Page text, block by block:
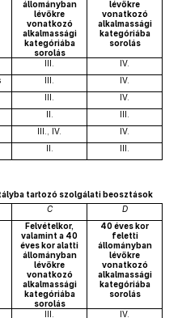
állományban
lévőkre
vonatkozó
alkalmassági
kategóriába
sorolás
lévőkre
vonatkozó
alkalmassági
kategóriába
sorolás
III.
IV.
III.
IV.
III.
IV.
II.
III.
III., IV.
IV.
II. III.
tartozó szolgálati beosztások
C
D
Felvételkor,
valamint a 40
éves kor alatti
állományban
lévőkre
vonatkozó
alkalmassági
kategóriába
sorolás
40 éves kor
feletti
állományban
lévőkre
vonatkozó
alkalmassági
kategóriába
sorolás
III.
IV.